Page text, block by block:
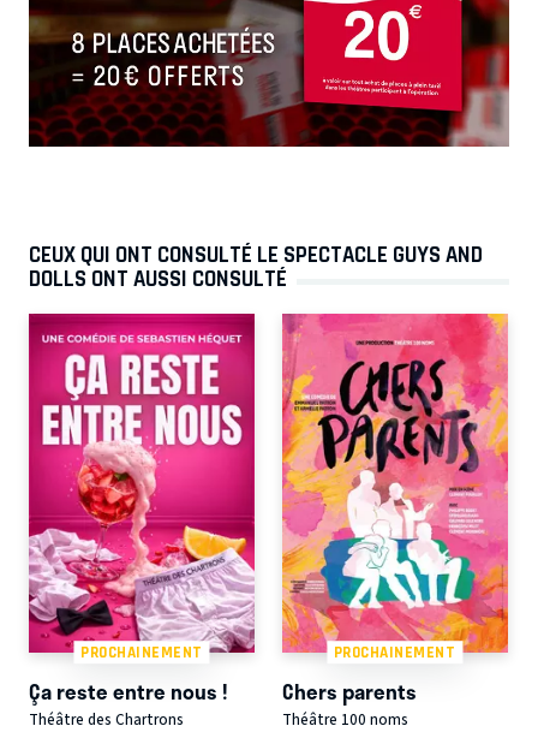
CEUX QUI ONT CONSULTÉ LE SPECTACLE GUYS AND
DOLLS ONT AUSSI CONSULTÉ
PROCHAINEMENT
Ça reste entre nous !
Théâtre des Chartrons
PROCHAINEMENT
Chers parents
Théâtre 100 noms